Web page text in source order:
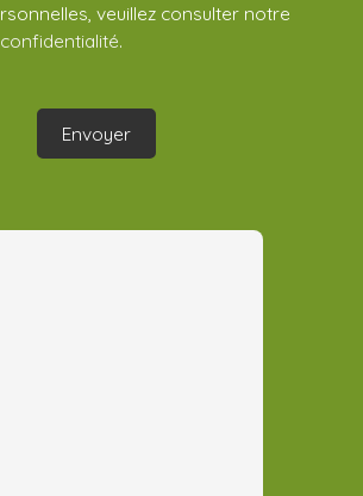
veuillez consulter notre
.
Envoyer